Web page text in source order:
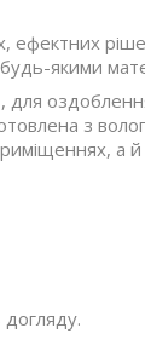
ефектних
якими
для
​​з
а й